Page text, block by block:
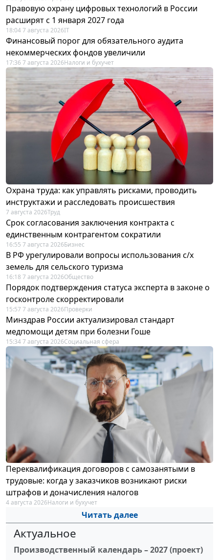
Правовую охрану цифровых технологий в России
расширят с 1 января 2027 года
18:04 7 августа 2026IT
Финансовый порог для обязательного аудита
некоммерческих фондов увеличили
17:36 7 августа 2026Налоги и бухучет
Охрана труда: как управлять рисками, проводить
инструктажи и расследовать происшествия
7 августа 2026Труд
Срок согласования заключения контракта с
единственным контрагентом сократили
16:55 7 августа 2026Бизнес
В РФ урегулировали вопросы использования с/х
земель для сельского туризма
16:18 7 августа 2026Общество
Порядок подтверждения статуса эксперта в законе о
госконтроле скорректировали
15:57 7 августа 2026Проверки
Минздрав России актуализировал стандарт
медпомощи детям при болезни Гоше
15:34 7 августа 2026Социальная сфера
Переквалификация договоров с самозанятыми в
трудовые: когда у заказчиков возникают риски
штрафов и доначисления налогов
4 августа 2026Налоги и бухучет
Читать далее
Актуальное
Производственный календарь – 2027 (проект)